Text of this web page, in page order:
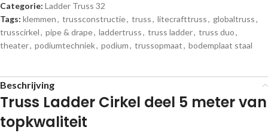
Categorie: Ladder Truss 32
Tags: klemmen, trussconstructie, truss, litecrafttruss, globaltruss,
trusscirkel, pipe & drape, laddertruss, truss ladder, truss duo,
theater, podiumtechniek, podium, trussopmaat, bodemplaat staal
Beschrijving
Truss Ladder Cirkel deel 5 meter van
topkwaliteit